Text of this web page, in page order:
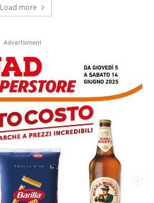
Load more
Advertisment